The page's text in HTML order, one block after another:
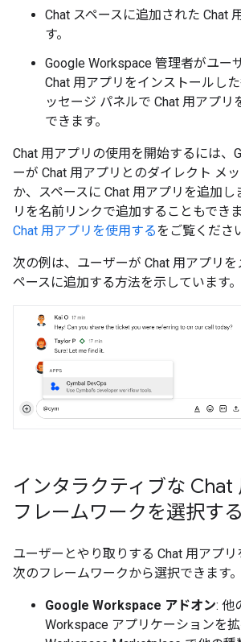
Chat スペースに追加された Chat
す。
Google Workspace 管理者がユー
Chat 用アプリをインストールし
ッセージ パネルで Chat 用アプリ
できます。
Chat 用アプリの使用を開始するには、
ーが Chat 用アプリとのダイレクト メ
か、スペースに Chat 用アプリを追加し
リを名前リンクで追加することもでき
Chat 用アプリを使用するをご覧くださ
次の例は、ユーザーが Chat 用アプリ
ペースに追加する方法を示しています。
インタラクティブな Chat
フレームワークを選択する
ユーザーとやり取りする Chat 用アプリ
次のフレームワークから選択できます。
Google Workspace アドオン: 他
Workspace アプリケーションを